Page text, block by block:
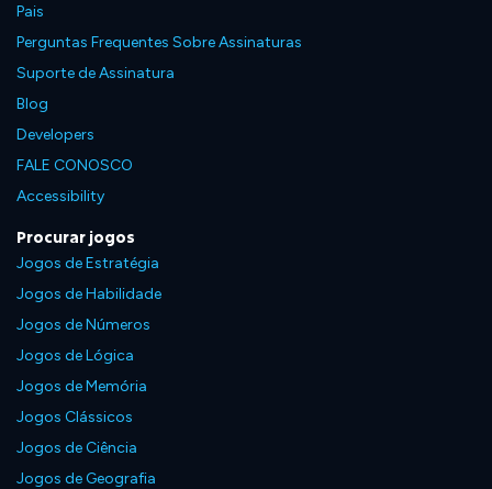
Pais
Perguntas Frequentes Sobre Assinaturas
Suporte de Assinatura
Blog
Developers
FALE CONOSCO
Accessibility
Procurar jogos
Jogos de Estratégia
Jogos de Habilidade
Jogos de Números
Jogos de Lógica
Jogos de Memória
Jogos Clássicos
Jogos de Ciência
Jogos de Geografia